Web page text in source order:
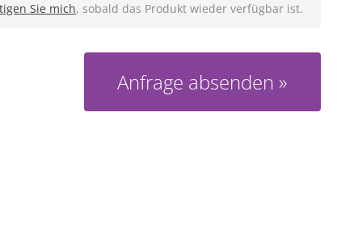
Sie mich, sobald das Produkt wieder verfügbar ist.
Anfrage absenden